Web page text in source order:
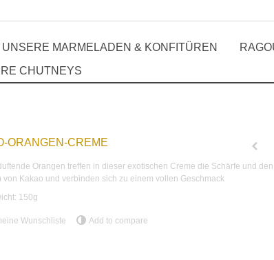
UNSERE MARMELADEN & KONFITÜREN
CHUTNEYS
ORANGEN-CREME
Orangen treffen in dieser exotischen Creme die Schärfe und den
von Kakao und verbinden sich zu einem vollen Geschmack
150g
Wunschliste Add to compare